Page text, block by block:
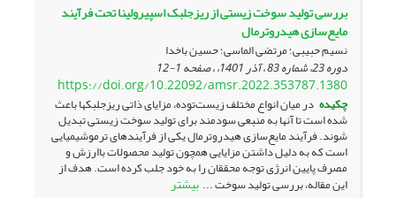
بررسی تولید سوخت زیستی از ریزجلبک اسپیرولینا تحت فرآیند
مایع‌سازی هیدروترمال
نسیم حبیبی؛ مرتضی الماسی؛ حسین باخدا
دوره 23، شماره 83 ، آذر 1401، ، صفحه 1-12
https://doi.org/10.22092/amsr.2022.353787.1380
چکیده در میان انواع مختلف زیست‌توده، مزایای ذاتی ریزجلبک­ها باعث
شده است تا آنها به منبعی سودمند برای تولید سوخت زیستی تبدیل
شوند. فرآیند مایع‌سازی هیدروترمال یکی از فرآیندهای ترموشیمیایی
است که به دلیل داشتن مزایایی همچون تولید محصولات با­ارزش و
مصرف پایین انرژی توجه محققان را به خود جلب کرده است. هدف از
این مقاله، بررسی تولید سوخت ... بیشتر